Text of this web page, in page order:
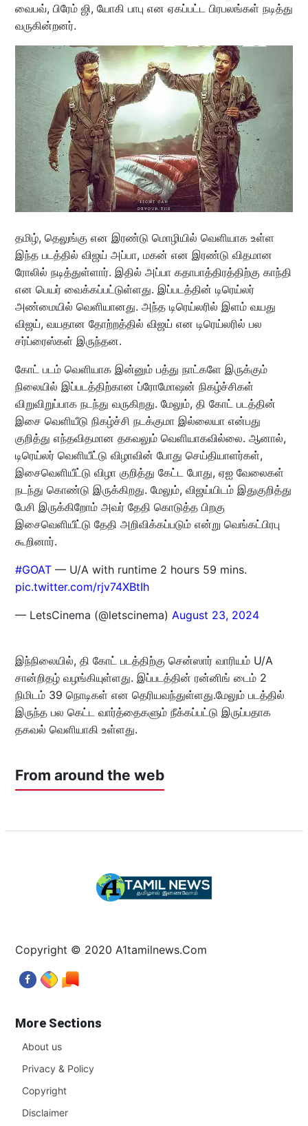
வைபவ், பிரேம் ஜி, யோகி பாபு என ஏகப்பட்ட பிரபலங்கள் நடித்து
வருகின்றனர்.
தமிழ், தெலுங்கு என இரண்டு மொழியில் வெளியாக உள்ள
இந்த படத்தில் விஜய் அப்பா, மகன் என இரண்டு விதமான
ரோலில் நடித்துள்ளார். இதில் அப்பா கதாபாத்திரத்திற்கு காந்தி
என பெயர் வைக்கப்பட்டுள்ளது. இப்படத்தின் டிரெய்லர்
அண்மையில் வெளியானது. அந்த டிரெய்லரில் இளம் வயது
விஜய், வயதான தோற்றத்தில் விஜய் என டிரெய்லரில் பல
சர்ப்ரைஸ்கள் இருந்தன.
கோட் படம் வெளியாக இன்னும் பத்து நாட்களே இருக்கும்
நிலையில் இப்படத்திற்கான ப்ரோமோஷன் நிகழ்ச்சிகள்
விறுவிறுப்பாக நடந்து வருகிறது. மேலும், தி கோட் படத்தின்
இசை வெளியீடு நிகழ்ச்சி நடக்குமா இல்லையா என்பது
குறித்து எந்தவிதமான தகவலும் வெளியாகவில்லை. ஆனால்,
டிரெய்லர் வெளியீட்டு விழாவின் போது செய்தியாளர்கள்,
இசைவெளியீட்டு விழா குறித்து கேட்ட போது, ஏஐ வேலைகள்
நடந்து கொண்டு இருக்கிறது. மேலும், விஜய்யிடம் இதுகுறித்து
பேசி இருக்கிறோம் அவர் தேதி கொடுத்த பிறகு
இசைவெளியீட்டு தேதி அறிவிக்கப்படும் என்று வெங்கட்பிரபு
கூறினார்.
#GOAT— U/A with runtime 2 hours 59 mins.
pic.twitter.com/rjv74XBtIh
— LetsCinema (@letscinema) August 23, 2024
இந்நிலையில், தி கோட் படத்திற்கு சென்ஸார் வாரியம் U/A
சான்றிதழ் வழங்கியுள்ளது. இப்படத்தின் ரன்னிங் டைம் 2
நிமிடம் 39 நொடிகள் என தெரியவந்துள்ளது.மேலும் படத்தில்
இருந்த பல கெட்ட வார்த்தைகளும் நீக்கப்பட்டு இருப்பதாக
தகவல் வெளியாகி உள்ளது.
From around the web
Copyright © 2020 A1tamilnews.Com
More Sections
About us
Privacy & Policy
Copyright
Disclaimer